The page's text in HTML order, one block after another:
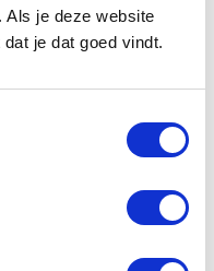
Als je deze website
je dat goed vindt.